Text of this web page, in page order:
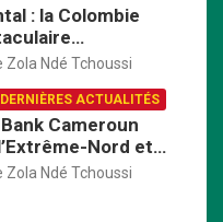
: la Colombie
avec le Maroc
Zola Ndé Tchoussi
ACTUALITÉS
Cameroun
Nord et
local
Zola Ndé Tchoussi